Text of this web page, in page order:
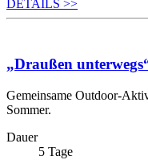
DETAILS >>
„Draußen
Gemeinsame Outdoor-
Sommer.
Dauer
5 Tage